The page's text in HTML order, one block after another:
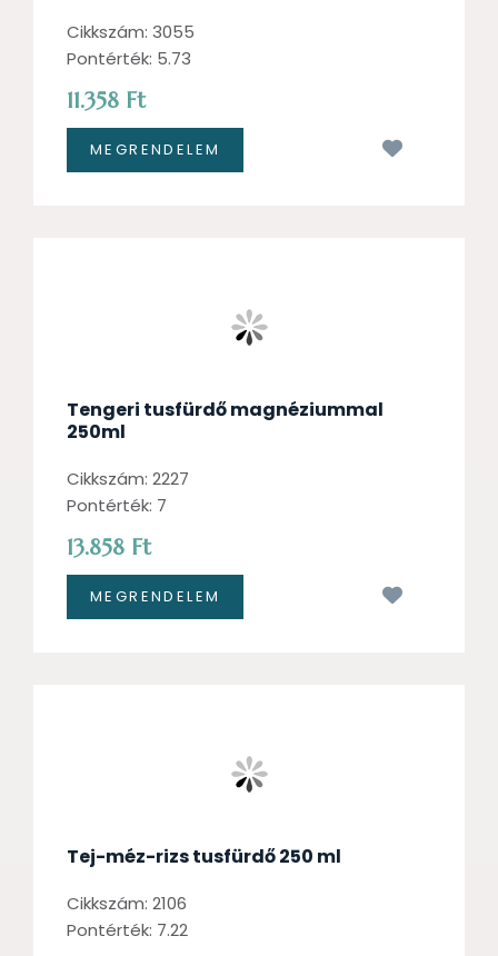
Cikkszám: 3055
Pontérték: 5.73
11.358 Ft
Tengeri tusfürdő magnéziummal
250ml
Cikkszám: 2227
Pontérték: 7
13.858 Ft
Tej-méz-rizs tusfürdő 250 ml
Cikkszám: 2106
Pontérték: 7.22